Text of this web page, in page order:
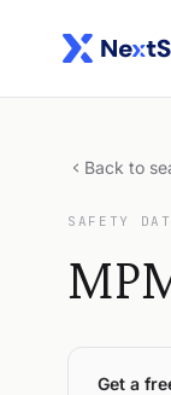
Back to
SAFETY
Get a